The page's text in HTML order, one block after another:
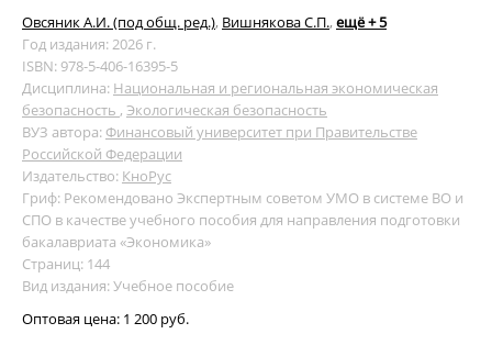
Овсяник А.И. (под общ. ред.), Вишнякова С.П., ещё + 5
Год издания: 2026 г.
ISBN: 978-5-406-16395-5
Дисциплина: Национальная и региональная экономическая
безопасность , Экологическая безопасность
ВУЗ автора: Финансовый университет при Правительстве
Российской Федерации
Издательство: КноРус
Гриф: Рекомендовано Экспертным советом УМО в системе ВО и
СПО в качестве учебного пособия для направления подготовки
бакалавриата «Экономика»
Страниц: 144
Вид издания: Учебное пособие
Оптовая цена: 1 200 руб.